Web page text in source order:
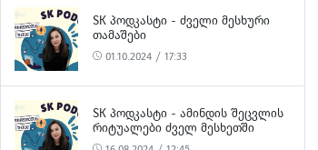
SK ᲞᲝᲓᲙᲐᲡᲢᲘ - ᲫᲕᲔᲚᲘ ᲛᲔᲡᲮᲣᲠᲘ
ᲗᲐᲛᲐᲨᲔᲑᲘ
01.10.2024 / 17:33
SK ᲞᲝᲓᲙᲐᲡᲢᲘ - ᲐᲛᲘᲜᲓᲘᲡ ᲨᲔᲪᲕᲚᲘᲡ
ᲠᲘᲢᲣᲐᲚᲔᲑᲘ ᲫᲕᲔᲚ ᲛᲔᲡᲮᲔᲗᲨᲘ